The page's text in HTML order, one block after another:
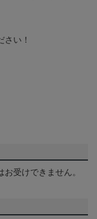
い！
受けできません。